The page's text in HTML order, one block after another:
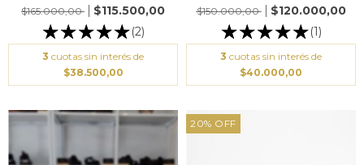
$165.000,00
$115.500,00
(2)
3 cuotas sin interés de
$38.500,00
$150.000,00
$120.000,00
(1)
3 cuotas sin interés de
$40.000,00
20% OFF